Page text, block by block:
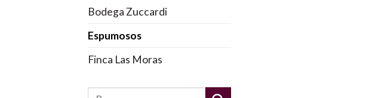
Bodega Zuccardi
Espumosos
Finca Las Moras